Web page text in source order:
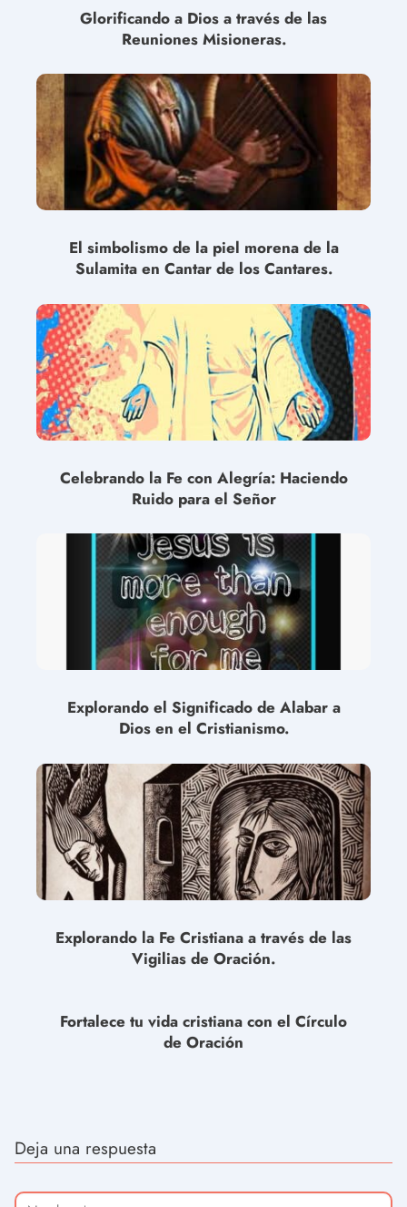
Glorificando a Dios a través de las
Reuniones Misioneras.
El simbolismo de la piel morena de la
Sulamita en Cantar de los Cantares.
Celebrando la Fe con Alegría: Haciendo
Ruido para el Señor
Explorando el Significado de Alabar a
Dios en el Cristianismo.
Explorando la Fe Cristiana a través de las
Vigilias de Oración.
Fortalece tu vida cristiana con el Círculo
de Oración
Deja una respuesta